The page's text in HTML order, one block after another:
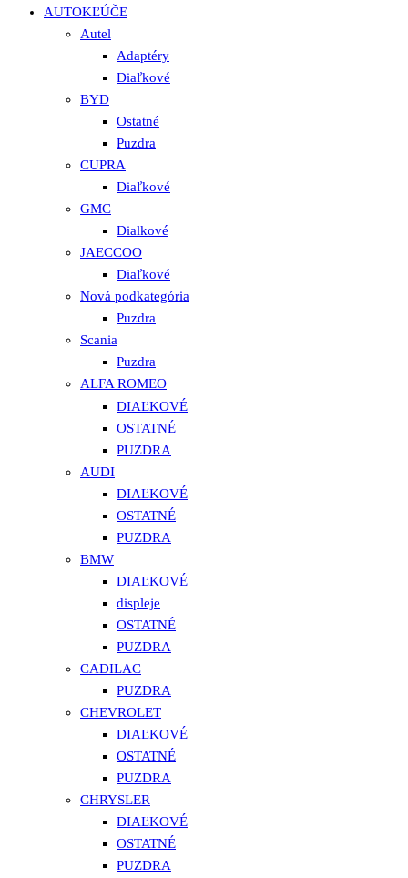
AUTOKĽÚČE
Autel
Adaptéry
Diaľkové
BYD
Ostatné
Puzdra
CUPRA
Diaľkové
GMC
Dialkové
JAECCOO
Diaľkové
Nová podkategória
Puzdra
Scania
Puzdra
ALFA ROMEO
DIAĽKOVÉ
OSTATNÉ
PUZDRA
AUDI
DIAĽKOVÉ
OSTATNÉ
PUZDRA
BMW
DIAĽKOVÉ
displeje
OSTATNÉ
PUZDRA
CADILAC
PUZDRA
CHEVROLET
DIAĽKOVÉ
OSTATNÉ
PUZDRA
CHRYSLER
DIAĽKOVÉ
OSTATNÉ
PUZDRA